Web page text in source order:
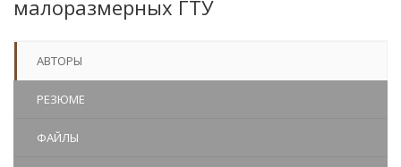
малоразмерных ГТУ
АВТОРЫ
РЕЗЮМЕ
ФАЙЛЫ